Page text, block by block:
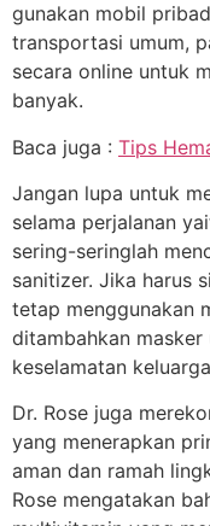
gunakan mobil
transportasi umum,
secara online untuk
banyak.
Baca juga : Tips
Jangan lupa untuk
selama perjalanan
sering-seringlah
sanitizer. Jika harus
tetap menggunakan
ditambahkan
keselamatan
Dr. Rose juga
yang menerapkan
aman dan ramah
Rose mengatakan